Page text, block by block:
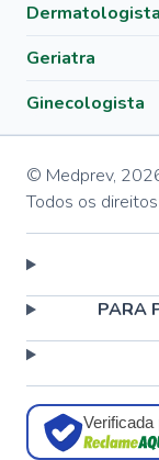
Dermatologista
Geriatra
Ginecologista
© Medprev,
Todos os
PARA
Verificada